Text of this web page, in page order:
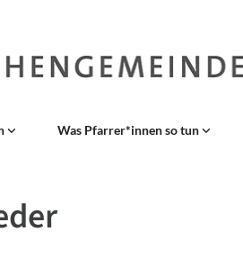
Was Pfarrer*innen so tun